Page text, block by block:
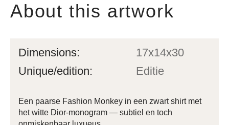
About this artwork
Dimensions:
17x14x30
Unique/edition:
Editie
Een paarse Fashion Monkey in een zwart shirt met
het witte Dior-monogram — subtiel en toch